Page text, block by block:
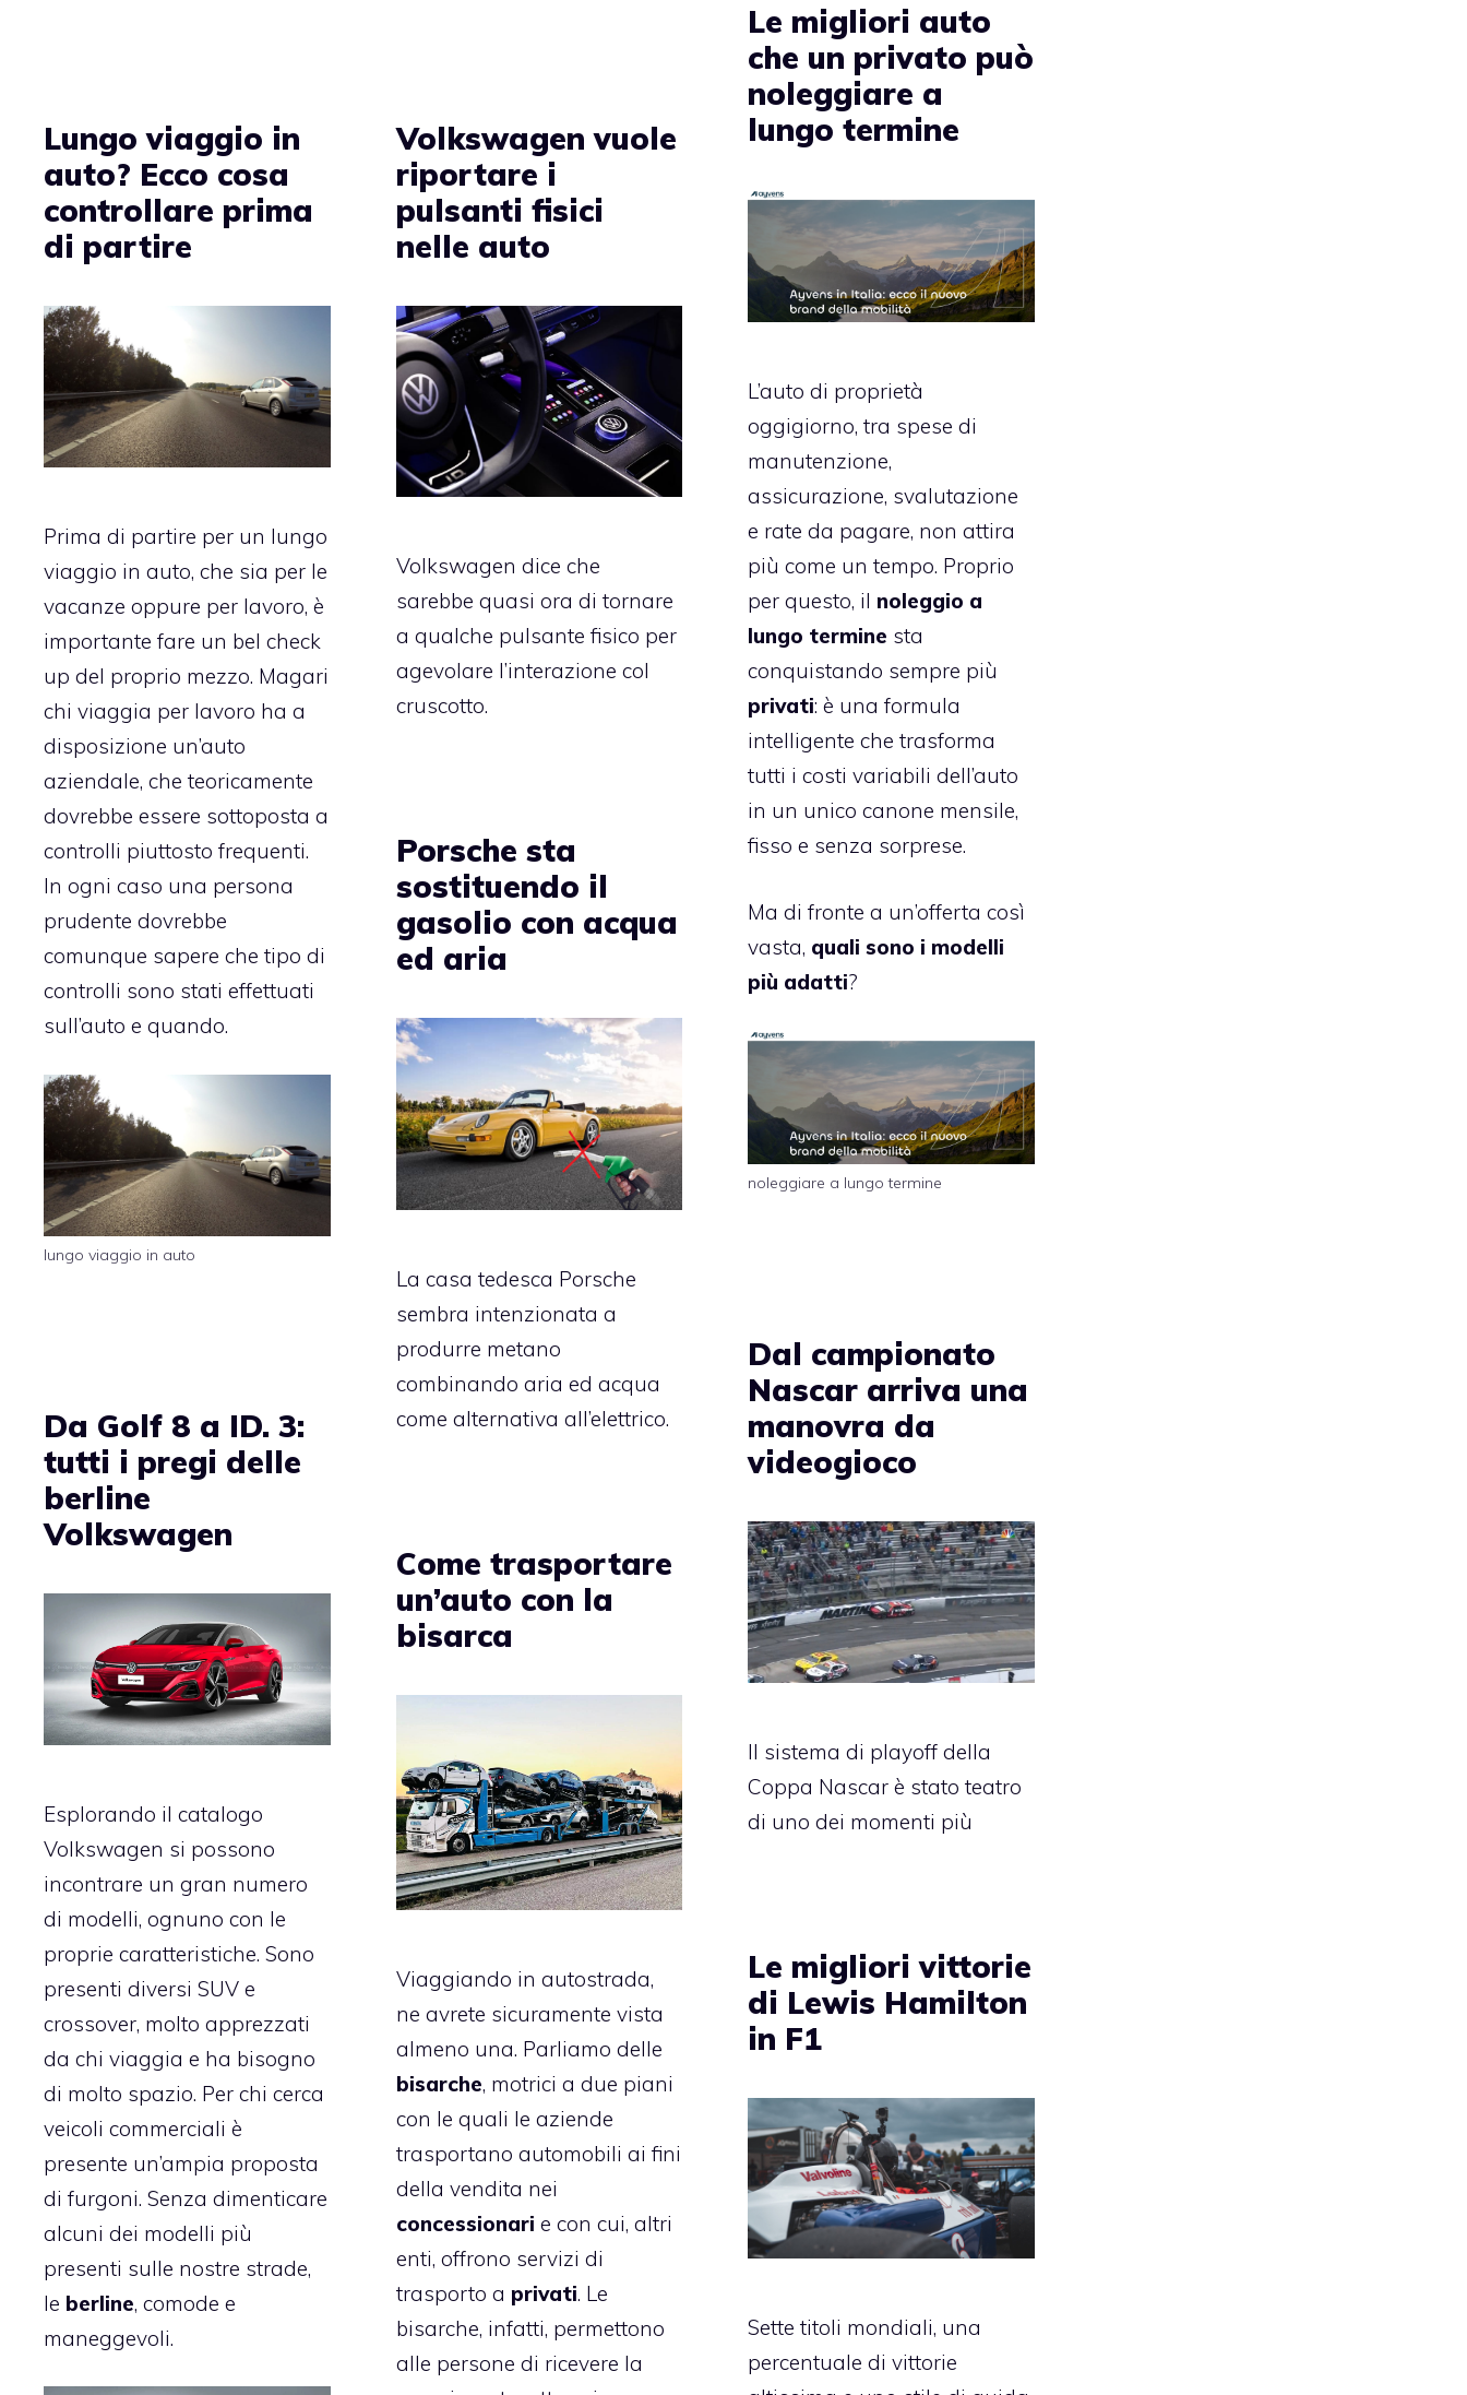
Le migliori auto
che un privato può
noleggiare a
lungo termine
L’auto di proprietà
oggigiorno, tra spese di
manutenzione,
assicurazione, svalutazione
e rate da pagare, non attira
più come un tempo. Proprio
per questo, il noleggio a
lungo termine sta
conquistando sempre più
privati: è una formula
intelligente che trasforma
tutti i costi variabili dell’auto
in un unico canone mensile,
fisso e senza sorprese.
Ma di fronte a un’offerta così
vasta, quali sono i modelli
più adatti?
noleggiare a lungo termine
Lungo viaggio in
auto? Ecco cosa
controllare prima
di partire
Prima di partire per un lungo
viaggio in auto, che sia per le
vacanze oppure per lavoro, è
importante fare un bel check
up del proprio mezzo. Magari
chi viaggia per lavoro ha a
disposizione un’auto
aziendale, che teoricamente
dovrebbe essere sottoposta a
controlli piuttosto frequenti.
In ogni caso una persona
prudente dovrebbe
comunque sapere che tipo di
controlli sono stati effettuati
sull’auto e quando.
lungo viaggio in auto
Volkswagen vuole
riportare i
pulsanti fisici
nelle auto
Volkswagen dice che
sarebbe quasi ora di tornare
a qualche pulsante fisico per
agevolare l’interazione col
cruscotto.
Porsche sta
sostituendo il
gasolio con acqua
ed aria
La casa tedesca Porsche
sembra intenzionata a
produrre metano
combinando aria ed acqua
come alternativa all’elettrico.
Dal campionato
Nascar arriva una
manovra da
videogioco
Il sistema di playoff della
Coppa Nascar è stato teatro
di uno dei momenti più
Da Golf 8 a ID. 3:
tutti i pregi delle
berline
Volkswagen
Esplorando il catalogo
Volkswagen si possono
incontrare un gran numero
di modelli, ognuno con le
proprie caratteristiche. Sono
presenti diversi SUV e
crossover, molto apprezzati
da chi viaggia e ha bisogno
di molto spazio. Per chi cerca
veicoli commerciali è
presente un’ampia proposta
di furgoni. Senza dimenticare
alcuni dei modelli più
presenti sulle nostre strade,
le berline, comode e
maneggevoli.
Come trasportare
un’auto con la
bisarca
Viaggiando in autostrada,
ne avrete sicuramente vista
almeno una. Parliamo delle
bisarche, motrici a due piani
con le quali le aziende
trasportano automobili ai fini
della vendita nei
concessionari e con cui, altri
enti, offrono servizi di
trasporto a privati. Le
bisarche, infatti, permettono
alle persone di ricevere la
Le migliori vittorie
di Lewis Hamilton
in F1
Sette titoli mondiali, una
percentuale di vittorie